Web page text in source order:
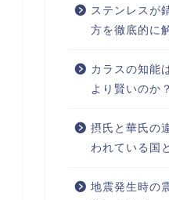
ステンレスが
方を徹底的に
カラスの知能
より賢いのか？
摂氏と華氏の
われている国
地震発生時の